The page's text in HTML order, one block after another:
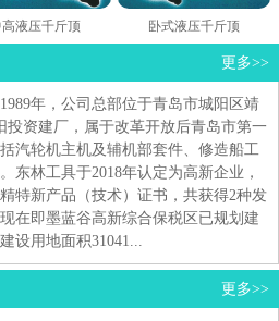
液压千斤顶 卧式液压千斤顶
更多>>
年，公司总部位于青岛市城阳区靖
投资建厂，属于改革开放后青岛市第一
汽轮机主机及辅机部套件、修造船工
东林工具于2018年认定为高新企业，
特新产品（技术）证书，共获得2种发
在即墨蓝谷高新综合保税区已规划建
设用地面积31041...
更多>>